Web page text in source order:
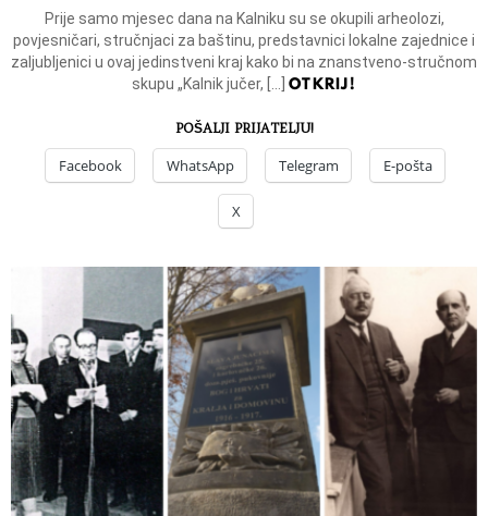
Prije samo mjesec dana na Kalniku su se okupili arheolozi,
povjesničari, stručnjaci za baštinu, predstavnici lokalne zajednice i
zaljubljenici u ovaj jedinstveni kraj kako bi na znanstveno-stručnom
skupu „Kalnik jučer, […] OTKRIJ!
POŠALJI PRIJATELJU!
Facebook WhatsApp Telegram E-pošta
X